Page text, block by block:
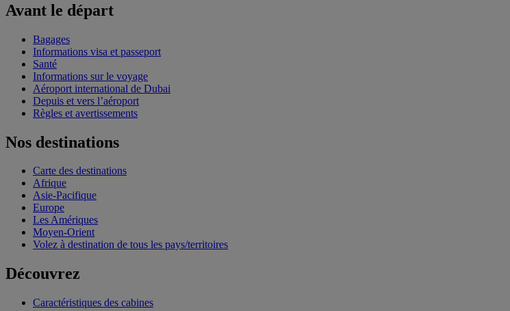
Avant le départ
Bagages
Informations visa et passeport
Santé
Informations sur le voyage
Aéroport international de Dubai
Depuis et vers l’aéroport
Règles et avertissements
Nos destinations
Carte des destinations
Afrique
Asie-Pacifique
Europe
Les Amériques
Moyen-Orient
Volez à destination de tous les pays/territoires
Découvrez
Caractéristiques des cabines